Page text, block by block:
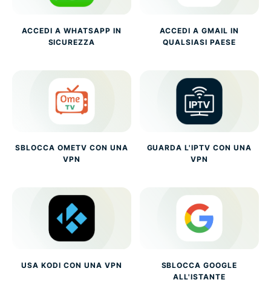
ACCEDI A WHATSAPP IN
SICUREZZA
ACCEDI A GMAIL IN
QUALSIASI PAESE
SBLOCCA OMETV CON UNA
VPN
GUARDA L'IPTV CON UNA
VPN
USA KODI CON UNA VPN
SBLOCCA GOOGLE
ALL'ISTANTE